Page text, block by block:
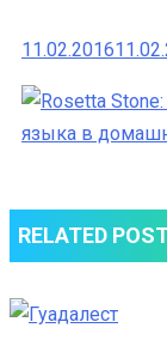
11.02.2016
RELATED